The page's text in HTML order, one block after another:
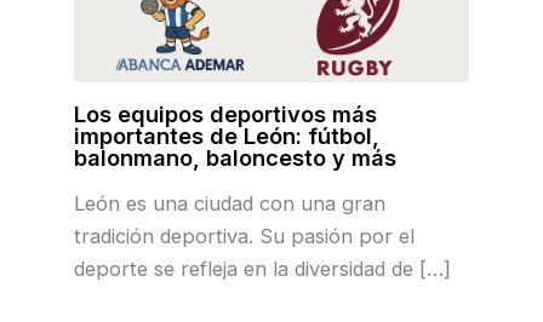
Los equipos deportivos más
importantes de León: fútbol,
balonmano, baloncesto y más
León es una ciudad con una gran
tradición deportiva. Su pasión por el
deporte se refleja en la diversidad de […]